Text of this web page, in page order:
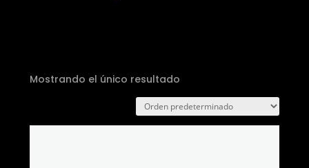
Mostrando el único resultado